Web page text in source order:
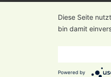
Diese Seite
bin damit
Powered by